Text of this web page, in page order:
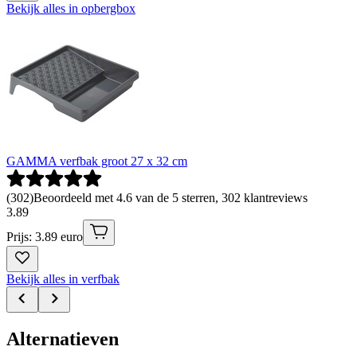
Bekijk alles in opbergbox
GAMMA verfbak groot 27 x 32 cm
(302)Beoordeeld met 4.6 van de 5 sterren, 302 klantreviews
3.89
Prijs: 3.89 euro
Bekijk alles in verfbak
Alternatieven